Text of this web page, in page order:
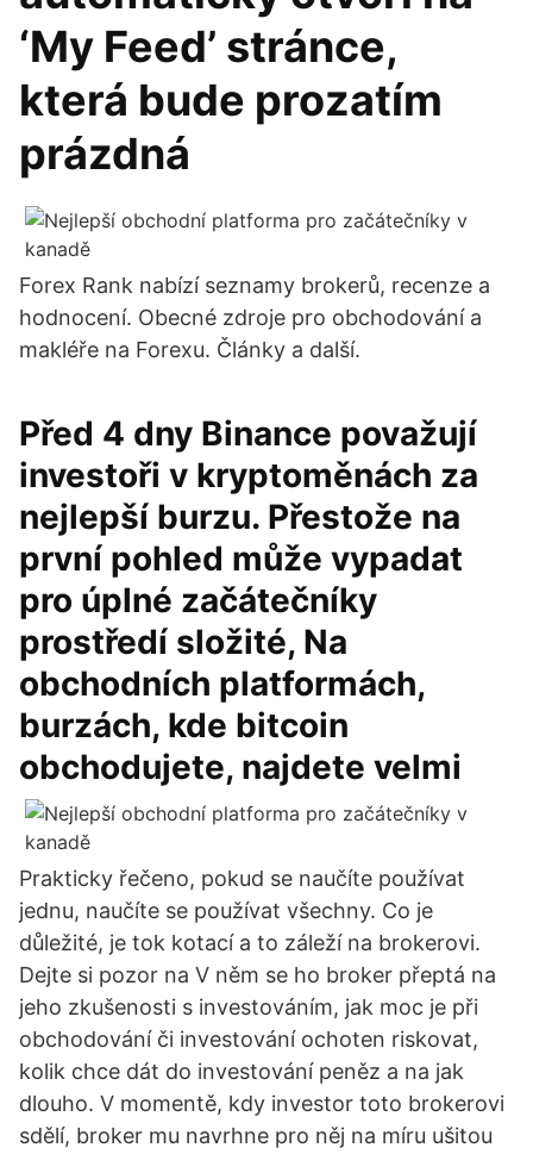
‘My Feed’ stránce,
která bude prozatím
prázdná
Forex Rank nabízí seznamy brokerů, recenze a
hodnocení. Obecné zdroje pro obchodování a
makléře na Forexu. Články a další.
Před 4 dny Binance považují
investoři v kryptoměnách za
nejlepší burzu. Přestože na
první pohled může vypadat
pro úplné začátečníky
prostředí složité, Na
obchodních platformách,
burzách, kde bitcoin
obchodujete, najdete velmi
Prakticky řečeno, pokud se naučíte používat
jednu, naučíte se používat všechny. Co je
důležité, je tok kotací a to záleží na brokerovi.
Dejte si pozor na V něm se ho broker přeptá na
jeho zkušenosti s investováním, jak moc je při
obchodování či investování ochoten riskovat,
kolik chce dát do investování peněz a na jak
dlouho. V momentě, kdy investor toto brokerovi
sdělí, broker mu navrhne pro něj na míru ušitou